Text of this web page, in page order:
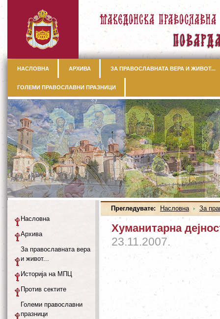
НАСЛОВНА АРХИВА ЗА ПРАВОСЛАВНАТА ВЕРА И ЖИВОТ...
ГОЛЕМИ ПРАВОСЛАВНИ ПРАЗНИЦИ
Прегледувате: Насловна За
Хуманитарна
23.11.2007.
Насловна
Архива
За православната вера
и живот...
Историја на МПЦ
Против сектите
Големи православни
празници